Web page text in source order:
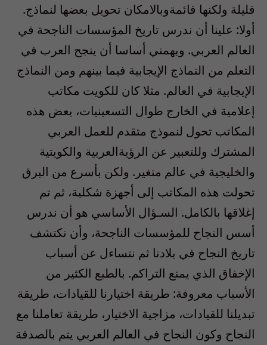
قليلة ولكنها قائمةوبالامكان تحويل بعضها لنماذج.
أولا: علينا أن ندرس تاريخ المؤسسات الناجحة في
العالم العربي. ويهمني أساسا أن ينجح العرب في
التعلم من النماذج الإيجابية فيما بينهم ومن النماذج
الإيجابية في العالم. مثلا كان للكويت مكاتب
إعلامية في الخارج طوال التسعينيات، بعض هذه
المكاتب تحول لنموذج متقدم للعمل العربي
المشترك وللتعبير عن الرؤيةالعربية والكويتية
والخليجية في عالم متغير. ولكن بأسرع من البرق
تحولت هذه المكاتب إلى أجهزة شكلية، ثم تم
إغلاقها بالكامل. السـؤال الأساسي هو أن ندرس
أسس النجاح للمؤسسات الناجحة، وأن نكتشف
تاريخ النجاح في بلادنا ثم نتساءل عن أسباب
الإخفاق الذي يمنع التراكم. بالطبع الكثير من
الأسباب معروفة: طريقة اختيارنا للقيادات، طريقة
تبديلنا للقيادات، مزاجية الاختيار، طريقة تعاملنا مع
النجاح وكون النجاح في العالم العربي يتم بالصدفة